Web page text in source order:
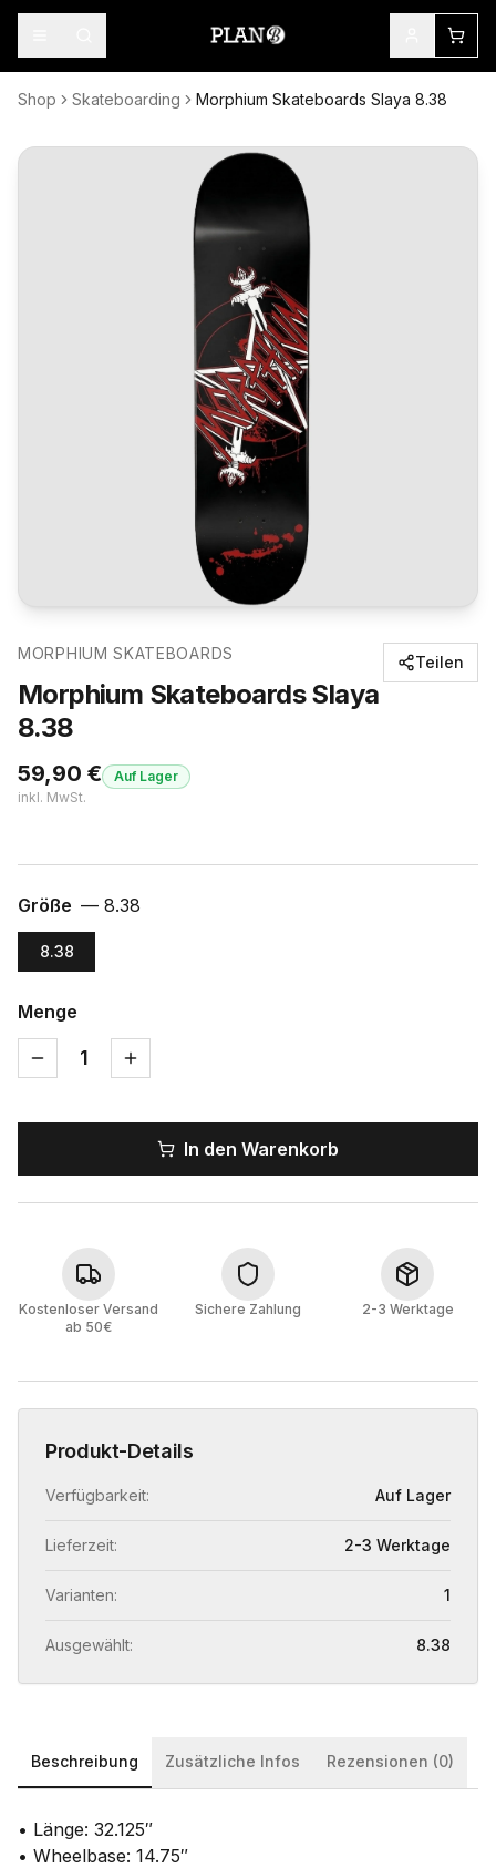
Shop Skateboarding Morphium Skateboards Slaya 8.38
MORPHIUM SKATEBOARDS
Morphium Skateboards Slaya
8.38
59,90 €
inkl. MwSt.
Auf Lager
Teilen
Größe — 8.38
8.38
Menge
1
In den Warenkorb
Kostenloser Versand
ab 50€
Sichere Zahlung 2-3 Werktage
Produkt-Details
Verfügbarkeit: Auf Lager
Lieferzeit: 2-3 Werktage
Varianten: 1
Ausgewählt: 8.38
Beschreibung Zusätzliche Infos Rezensionen (0)
• Länge: 32.125″
• Wheelbase: 14.75″